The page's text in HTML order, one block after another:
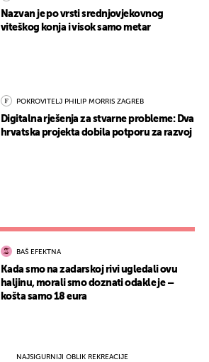
Nazvan je po vrsti srednjovjekovnog
viteškog konja i visok samo metar
POKROVITELJ PHILIP MORRIS ZAGREB
Digitalna rješenja za stvarne probleme: Dva
hrvatska projekta dobila potporu za razvoj
BAŠ EFEKTNA
Kada smo na zadarskoj rivi ugledali ovu
haljinu, morali smo doznati odakle je –
košta samo 18 eura
NAJSIGURNIJI OBLIK REKREACIJE